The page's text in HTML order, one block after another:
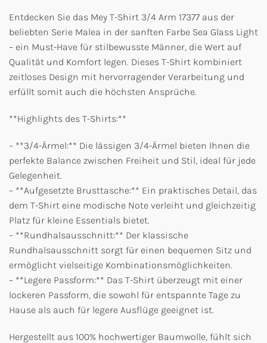
Entdecken Sie das Mey T-Shirt 3/4 Arm 17377 aus der
beliebten Serie Malea in der sanften Farbe Sea Glass Light
– ein Must-Have für stilbewusste Männer, die Wert auf
Qualität und Komfort legen. Dieses T-Shirt kombiniert
zeitloses Design mit hervorragender Verarbeitung und
erfüllt somit auch die höchsten Ansprüche.
**Highlights des T-Shirts:**
– **3/4-Ärmel:** Die lässigen 3/4-Ärmel bieten Ihnen die
perfekte Balance zwischen Freiheit und Stil, ideal für jede
Gelegenheit.
– **Aufgesetzte Brusttasche:** Ein praktisches Detail, das
dem T-Shirt eine modische Note verleiht und gleichzeitig
Platz für kleine Essentials bietet.
– **Rundhalsausschnitt:** Der klassische
Rundhalsausschnitt sorgt für einen bequemen Sitz und
ermöglicht vielseitige Kombinationsmöglichkeiten.
– **Legere Passform:** Das T-Shirt überzeugt mit einer
lockeren Passform, die sowohl für entspannte Tage zu
Hause als auch für legere Ausflüge geeignet ist.
Hergestellt aus 100% hochwertiger Baumwolle, fühlt sich